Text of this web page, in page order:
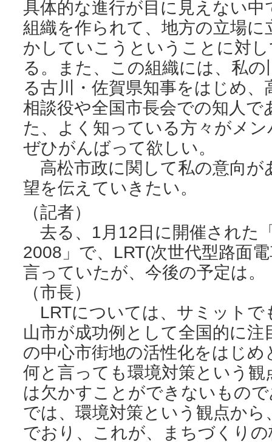
具体的な進行が目に見えない
組織を作られて、地方の立場
かしていこうということに対
る。また、この組織には、私
る古川・佐賀県知事をはじめ
相談役や全国市長会での知人
た、よく知っている方々がメ
ぜひがんばって欲しい。
高松市政に関して私の意向が
望を伝えていきたい。
（記者）
去る、1月12日に開催された
2008」で、LRT(次世代型路面
言っていたが、今後の予定は。
（市長）
LRTについては、サミットで
山市が成功例として全国的に
の中心市街地の活性化をはじ
何と言っても環境対策という
は欠かすことができないもの
では、環境対策という観点か
でおり、これが、まちづくり